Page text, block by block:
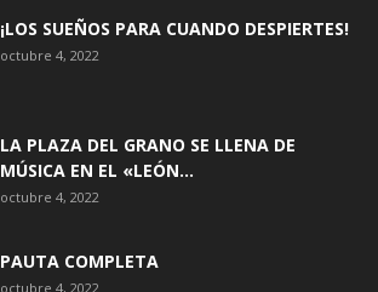
¡LOS SUEÑOS PARA CUANDO DESPIERTES!
octubre 4, 2022
LA PLAZA DEL GRANO SE LLENA DE
MÚSICA EN EL «LEÓN...
octubre 4, 2022
PAUTA COMPLETA
octubre 4, 2022